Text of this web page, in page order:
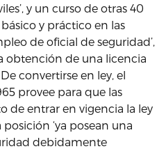
y un curso de otras 40
y práctico en las
de oficial de seguridad’,
obtención de una licencia
convertirse en ley, el
provee para que las
de entrar en vigencia la ley
‘ya posean una
debidamente